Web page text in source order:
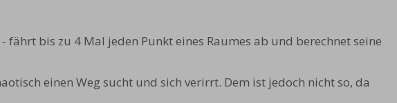
bis zu 4 Mal jeden Punkt eines Raumes ab und berechnet seine
einen Weg sucht und sich verirrt. Dem ist jedoch nicht so, da